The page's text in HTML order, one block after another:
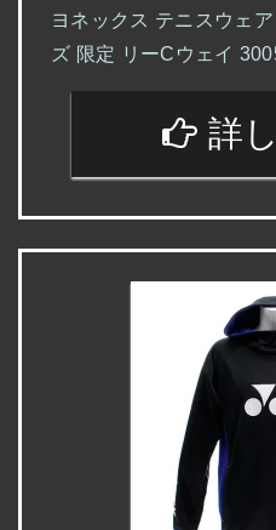
ヨネックス テニスウェ
ズ 限定 リーCウェイ
詳